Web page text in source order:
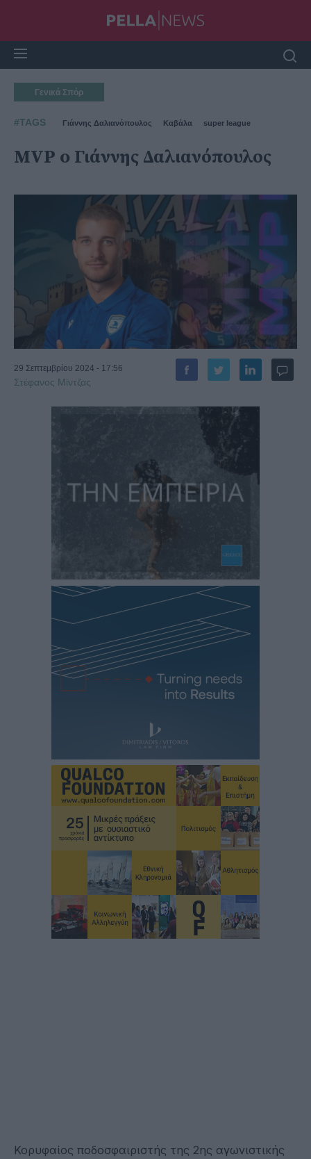
Γενικά Σπόρ
#TAGS Γιάννης Δαλιανόπουλος Καβάλα super league
MVP o Γιάννης Δαλιανόπουλος
29 Σεπτεμβρίου 2024 - 17:56
Στέφανος Μίντζας
Κορυφαίος ποδοσφαιριστής της 2ης αγωνιστικής